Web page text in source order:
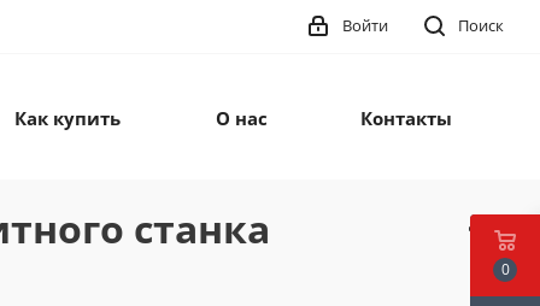
Поиск
Войти
Как купить О нас Контакты
станка
0